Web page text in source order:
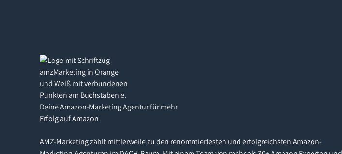
Deine Amazon-Marketing Agentur für mehr
Erfolg auf Amazon
AMZ-Marketing zählt mittlerweile zu den renommiertesten und erfolgreichsten Amazon-